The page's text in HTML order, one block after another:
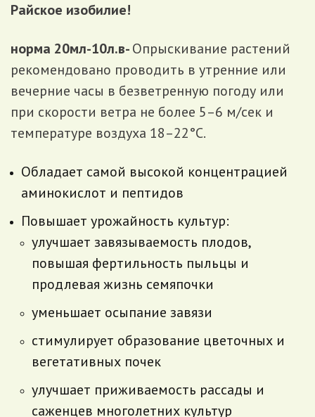
Райское изобилие!
норма 20мл-10л.в-Опрыскивание растений
рекомендовано проводить в утренние или
вечерние часы в безветренную погоду или
при скорости ветра не более 5–6 м/сек и
температуре воздуха 18–22°С.
Обладает самой высокой концентрацией
аминокислот и пептидов
Повышает урожайность культур:
улучшает завязываемость плодов,
повышая фертильность пыльцы и
продлевая жизнь семяпочки
уменьшает осыпание завязи
стимулирует образование цветочных и
вегетативных почек
улучшает приживаемость рассады и
саженцев многолетних культур